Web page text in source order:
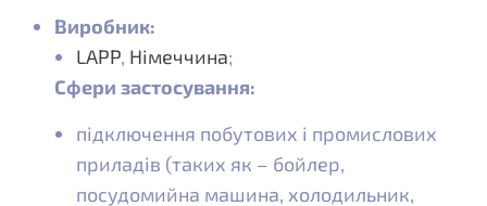
Виробник:
LAPP, Німеччина;
Сфери застосування:
підключення побутових і промислових
приладів (таких як – бойлер,
посудомийна машина, холодильник,